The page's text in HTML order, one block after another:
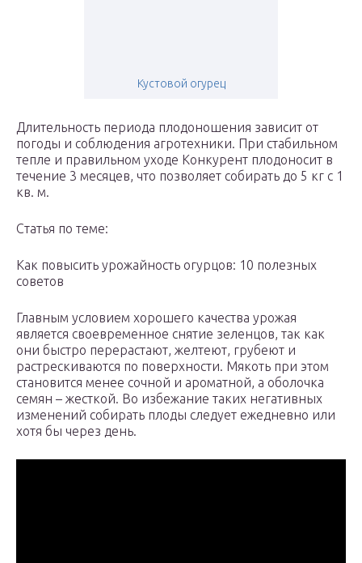
Кустовой огурец
Длительность периода плодоношения зависит от
погоды и соблюдения агротехники. При стабильном
тепле и правильном уходе Конкурент плодоносит в
течение 3 месяцев, что позволяет собирать до 5 кг с 1
кв. м.
Статья по теме:
Как повысить урожайность огурцов: 10 полезных
советов
Главным условием хорошего качества урожая
является своевременное снятие зеленцов, так как
они быстро перерастают, желтеют, грубеют и
растрескиваются по поверхности. Мякоть при этом
становится менее сочной и ароматной, а оболочка
семян – жесткой. Во избежание таких негативных
изменений собирать плоды следует ежедневно или
хотя бы через день.